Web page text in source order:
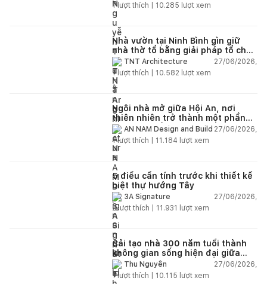
1lượt thích | 10.285 lượt xem
Nhà vườn tại Ninh Bình gìn giữ
nhà thờ tổ bằng giải pháp tổ chức
lại không gian
TNT Architecture
27/06/2026,
1lượt thích | 10.582 lượt xem
Ngôi nhà mở giữa Hội An, nơi
thiên nhiên trở thành một phần
của cuộc sống
AN NAM Design and Build 27/06/2026,
1lượt thích | 11.184 lượt xem
5 điều cần tính trước khi thiết kế
biệt thự hướng Tây
3A Signature
27/06/2026,
2lượt thích | 11.931 lượt xem
Cải tạo nhà 300 năm tuổi thành
không gian sống hiện đại giữa
thiên nhiên
Thu Nguyễn
27/06/2026,
1lượt thích | 10.115 lượt xem